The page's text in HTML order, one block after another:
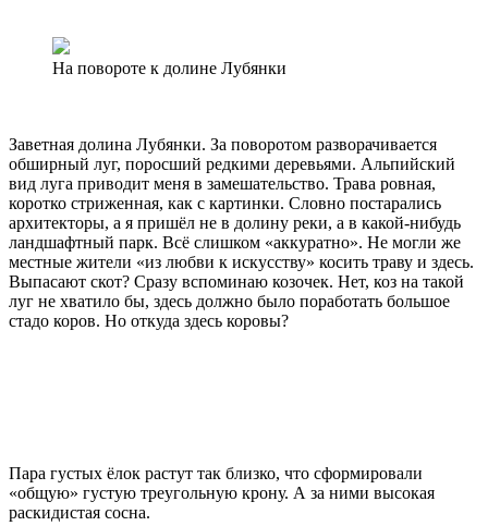
На повороте к долине Лубянки
Заветная долина Лубянки. За поворотом разворачивается
обширный луг, поросший редкими деревьями. Альпийский
вид луга приводит меня в замешательство. Трава ровная,
коротко стриженная, как с картинки. Словно постарались
архитекторы, а я пришёл не в долину реки, а в какой-нибудь
ландшафтный парк. Всё слишком «аккуратно». Не могли же
местные жители «из любви к искусству» косить траву и здесь.
Выпасают скот? Сразу вспоминаю козочек. Нет, коз на такой
луг не хватило бы, здесь должно было поработать большое
стадо коров. Но откуда здесь коровы?
Пара густых ёлок растут так близко, что сформировали
«общую» густую треугольную крону. А за ними высокая
раскидистая сосна.